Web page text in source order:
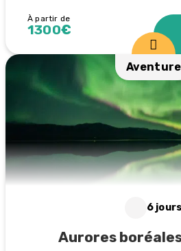
À partir de
1300€
Aventure
6 jours
Aurores